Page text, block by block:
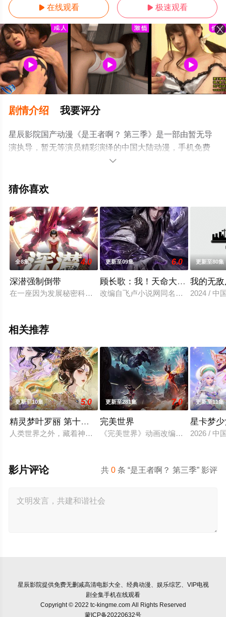
 在线观看  极速观看
剧情介绍 我要评分
星辰影院国产动漫《是王者啊？ 第三季》是一部由暂无导
演执导，暂无等演员精彩演绎的中国大陆动漫，手机免费
观看高清未删减完整版动漫全集就上星辰电影网，更多相

猜你喜欢
全8集 4.0
深潜强制倒带
在一座因为发展秘密科技所以被毁灭的城市里，埋藏着可以让
更新至09集 6.0
顾长歌：我！天命大反派
改编自飞卢小说网同名小说。 顾长歌
更新至80集
我的无
2024 / 中
相关推荐
更新至10集 5.0
精灵梦叶罗丽 第十一季（下）
人类世界之外，藏着神秘而美好的叶罗丽仙境。这里的仙子因
更新至281集 7.0
完美世界
《完美世界》动画改编自同名小说
更新至11集
星卡梦
2026 / 中
共0 条 “是王者啊？ 第三季” 影评
影片评论
星辰影院提供免费无删减高清电影大全、经典动漫、娱乐综艺、VIP电视
剧全集手机在线观看
Copyright © 2022 tc-kingme.com All Rights Reserved
蒙ICP备20220632号